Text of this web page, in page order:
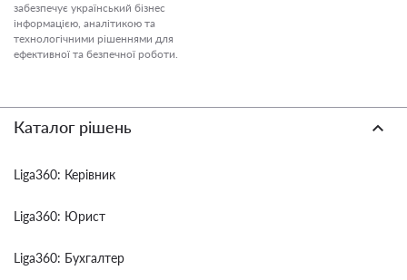
забезпечує український бізнес
інформацією, аналітикою та
технологічними рішеннями для
ефективної та безпечної роботи.
Каталог рішень
Liga360: Керівник
Liga360: Юрист
Liga360: Бухгалтер